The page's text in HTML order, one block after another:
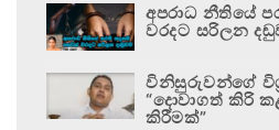
අපරාධ නීතියේ
වරදට සරිලන
විනිසුරුවන්ගේ
“දොවාගත් කිරි
කිරීමක්”